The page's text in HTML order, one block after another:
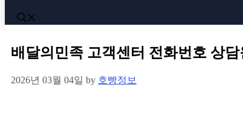
배달의민족 고객센터 전화번호 상
2026년 03월 04일 by 호빵정보